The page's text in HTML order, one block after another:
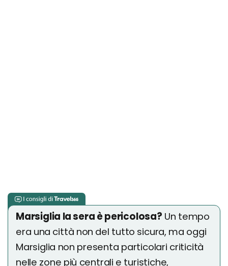
Marsiglia la sera è pericolosa? Un tempo
era una città non del tutto sicura, ma oggi
Marsiglia non presenta particolari criticità
nelle zone più centrali e turistiche,